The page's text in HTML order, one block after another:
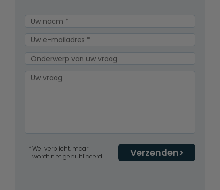
Verzenden
Wel verplicht, maar
wordt niet gepubliceerd.